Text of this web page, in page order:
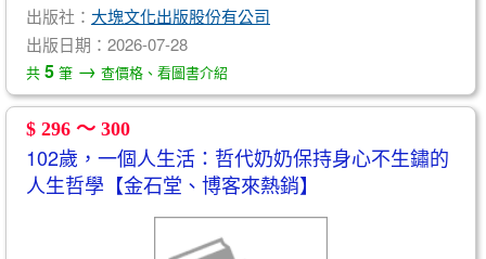
出版社： 大塊文化出版股份有公司
出版日期：2026-07-28
共 5 筆 → 查價格、看圖書介紹
$ 296 ～ 300
102歲，一個人生活：哲代奶奶保持身心不生鏽的
人生哲學【金石堂、博客來熱銷】